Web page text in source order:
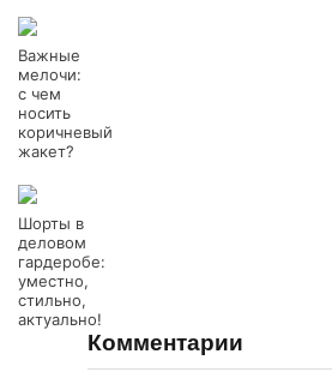
Важные
мелочи:
с чем
носить
коричневый
жакет?
Шорты в
деловом
гардеробе:
уместно,
стильно,
актуально!
Комментарии